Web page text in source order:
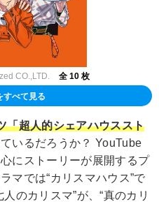
CO.,LTD. 全 10 枚
すべて見る
「超人的シェアハウススト
いるだろうか？ YouTube
にストーリーが展開するプ
マでは“カリスマハウス”で
のカリスマ”が、“真のカリ